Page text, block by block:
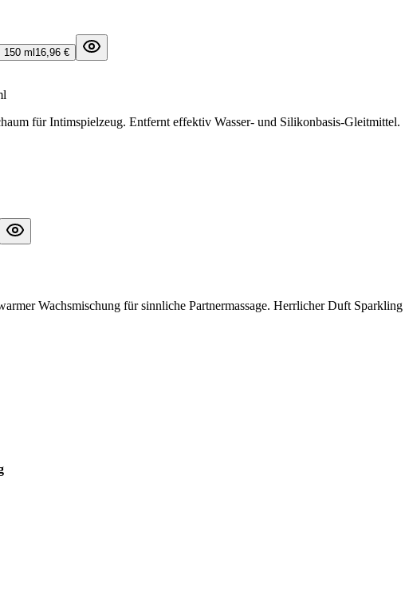
ml 16,96 €
für Intimspielzeug. Entfernt effektiv Wasser- und Silikonbasis-Gleitmittel.
Wachsmischung für sinnliche Partnermassage. Herrlicher Duft